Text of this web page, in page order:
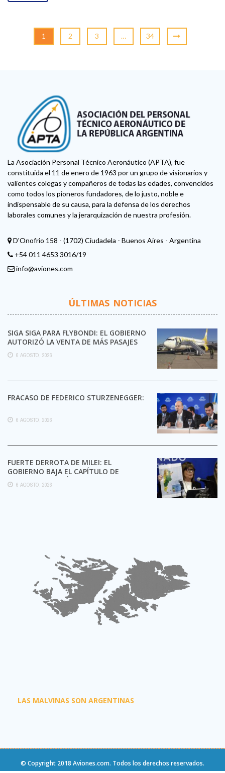
1 2 3 … 34
La Asociación Personal Técnico Aeronáutico (APTA), fue
constituida el 11 de enero de 1963 por un grupo de visionarios y
valientes colegas y compañeros de todas las edades, convencidos
como todos los pioneros fundadores, de lo justo, noble e
indispensable de su causa, para la defensa de los derechos
laborales comunes y la jerarquización de nuestra profesión.
D'Onofrio 158 - (1702) Ciudadela - Buenos Aires - Argentina
+54 011 4653 3016/19
info@aviones.com
ÚLTIMAS NOTICIAS
SIGA SIGA PARA FLYBONDI: EL GOBIERNO
AUTORIZÓ LA VENTA DE MÁS PASAJES
6 AGOSTO, 2026
FRACASO DE FEDERICO STURZENEGGER:
6 AGOSTO, 2026
FUERTE DERROTA DE MILEI: EL
GOBIERNO BAJA EL CAPÍTULO DE
EXTRANJERIZACIÓN DE TIERRAS
6 AGOSTO, 2026
LAS MALVINAS SON ARGENTINAS
© Copyright 2018 Aviones.com. Todos los derechos reservados.